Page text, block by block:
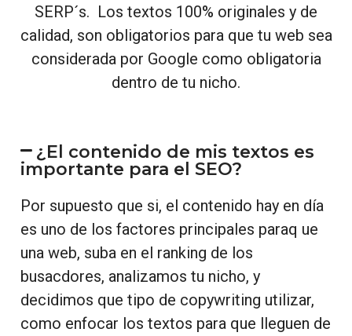
SERP´s. Los textos 100% originales y de
calidad, son obligatorios para que tu web sea
considerada por Google como obligatoria
dentro de tu nicho.
¿El contenido de mis textos es
importante para el SEO?
Por supuesto que si, el contenido hay en día
es uno de los factores principales paraq ue
una web, suba en el ranking de los
busacdores, analizamos tu nicho, y
decidimos que tipo de copywriting utilizar,
como enfocar los textos para que lleguen de